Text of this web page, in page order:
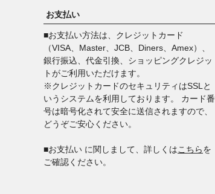
お支払い
■お支払い方法は、クレジットカード
（VISA、Master、JCB、Diners、Amex）、
銀行振込、代金引換、ショッピングクレジッ
トがご利用いただけます。
※クレジットカードのセキュリティはSSLと
いうシステムを利用しております。 カード番
号は暗号化されて安全に送信されますので、
どうぞご安心ください。
■​​​​​​​お支払い に関しまして、詳しくはこちらを
ご確認ください。